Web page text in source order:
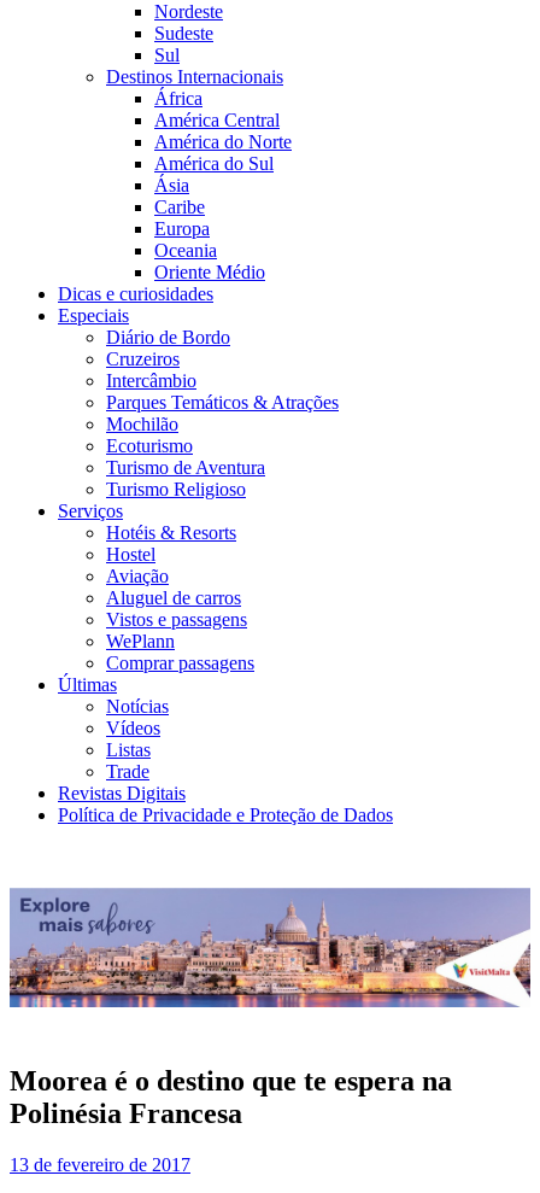
Nordeste
Sudeste
Sul
Destinos Internacionais
África
América Central
América do Norte
América do Sul
Ásia
Caribe
Europa
Oceania
Oriente Médio
Dicas e curiosidades
Especiais
Diário de Bordo
Cruzeiros
Intercâmbio
Parques Temáticos & Atrações
Mochilão
Ecoturismo
Turismo de Aventura
Turismo Religioso
Serviços
Hotéis & Resorts
Hostel
Aviação
Aluguel de carros
Vistos e passagens
WePlann
Comprar passagens
Últimas
Notícias
Vídeos
Listas
Trade
Revistas Digitais
Política de Privacidade e Proteção de Dados
Moorea é o destino que te espera na
Polinésia Francesa
13 de fevereiro de 2017